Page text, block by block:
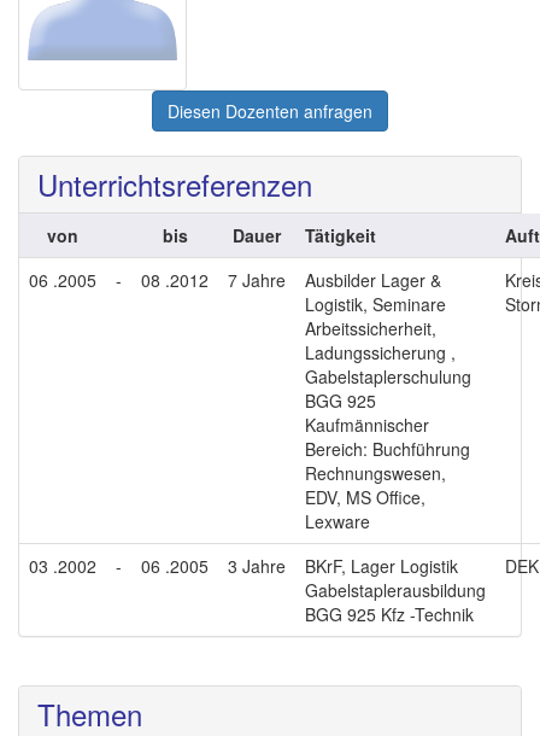
Diesen Dozenten anfragen
Unterrichtsreferenzen
von bis Dauer Tätigkeit
06 .2005
- 08 .2012 7 Jahre
Ausbilder Lager &
Logistik, Seminare
Arbeitssicherheit,
Ladungssicherung ,
Gabelstaplerschulung
BGG 925
Kaufmännischer
Bereich: Buchführung
Rechnungswesen,
EDV, MS Office,
Lexware
03 .2002 - 06 .2005 3 Jahre
BKrF, Lager Logistik
Gabelstaplerausbildung
BGG 925 Kfz -Technik
Themen